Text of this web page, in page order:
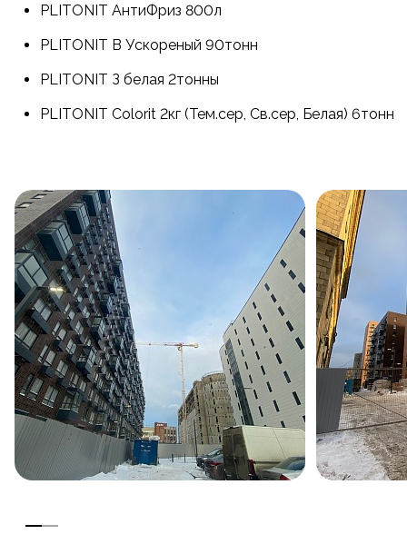
PLITONIT АнтиФриз 800л
PLITONIT B Ускореный 90тонн
PLITONIT З белая 2тонны
PLITONIT Colorit 2кг (Тем.сер, Св.сер, Белая) 6тонн